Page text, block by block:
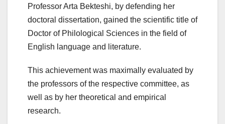
Professor Arta Bekteshi, by defending her
doctoral dissertation, gained the scientific title of
Doctor of Philological Sciences in the field of
English language and literature.
This achievement was maximally evaluated by
the professors of the respective committee, as
well as by her theoretical and empirical
research.